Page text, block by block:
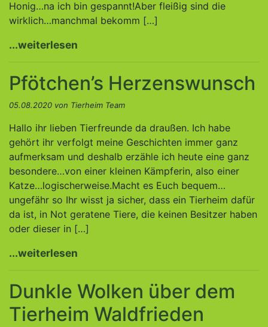
Honig…na ich bin gespannt!Aber fleißig sind die
wirklich…manchmal bekomm […]
...weiterlesen
Pfötchen’s Herzenswunsch
05.08.2020 von Tierheim Team
Hallo ihr lieben Tierfreunde da draußen. Ich habe
gehört ihr verfolgt meine Geschichten immer ganz
aufmerksam und deshalb erzähle ich heute eine ganz
besondere…von einer kleinen Kämpferin, also einer
Katze…logischerweise.Macht es Euch bequem…
ungefähr so Ihr wisst ja sicher, dass ein Tierheim dafür
da ist, in Not geratene Tiere, die keinen Besitzer haben
oder dieser in […]
...weiterlesen
Dunkle Wolken über dem
Tierheim Waldfrieden